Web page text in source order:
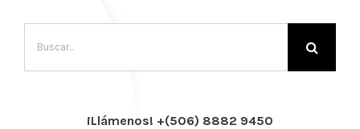
¡Llámenos! +(506) 8882 9450